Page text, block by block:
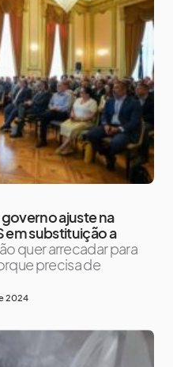
ajuste na
em substituição a
quer arrecadar para
precisa de
2024